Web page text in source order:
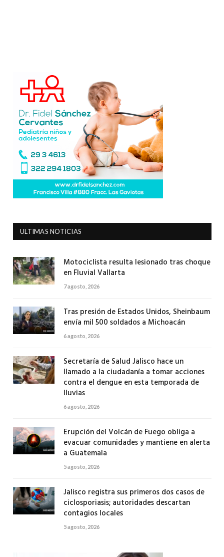
ULTIMAS NOTICIAS
Motociclista resulta lesionado tras choque
en Fluvial Vallarta
7 agosto, 2026
Tras presión de Estados Unidos, Sheinbaum
envía mil 500 soldados a Michoacán
6 agosto, 2026
Secretaría de Salud Jalisco hace un
llamado a la ciudadanía a tomar acciones
contra el dengue en esta temporada de
lluvias
6 agosto, 2026
Erupción del Volcán de Fuego obliga a
evacuar comunidades y mantiene en alerta
a Guatemala
5 agosto, 2026
Jalisco registra sus primeros dos casos de
ciclosporiasis; autoridades descartan
contagios locales
5 agosto, 2026